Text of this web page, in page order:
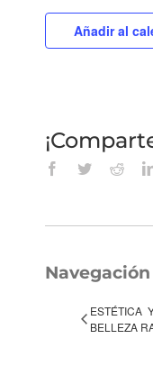
Añadir al
Facebook
Twitter
ESTÉTICA
BELLEZA